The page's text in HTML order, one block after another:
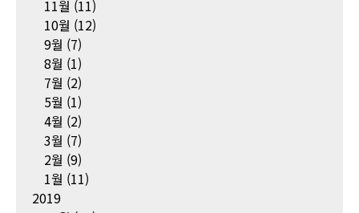
11월 (11)
10월 (12)
9월 (7)
8월 (1)
7월 (2)
5월 (1)
4월 (2)
3월 (7)
2월 (9)
1월 (11)
2019